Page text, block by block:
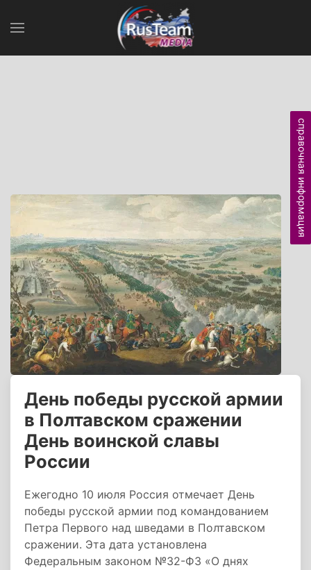
День победы русской армии
в Полтавском сражении
День воинской славы
России
Ежегодно 10 июля Россия отмечает День
победы русской армии под командованием
Петра Первого над шведами в Полтавском
сражении. Эта дата установлена
Федеральным законом №32-ФЗ «О днях
справочная информация